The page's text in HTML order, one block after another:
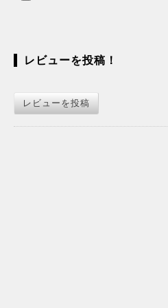
レビューを投稿！
レビューを投稿